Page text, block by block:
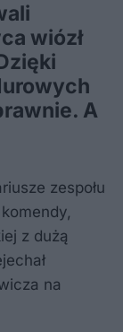
wiózł
A
zespołu
z dużą
na